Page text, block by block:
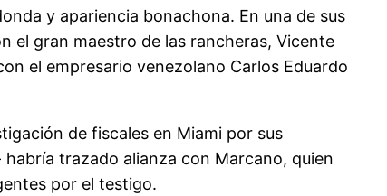
y apariencia bonachona. En una de sus
el gran maestro de las rancheras, Vicente
el empresario venezolano Carlos Eduardo
de fiscales en Miami por sus
trazado alianza con Marcano, quien
por el testigo.